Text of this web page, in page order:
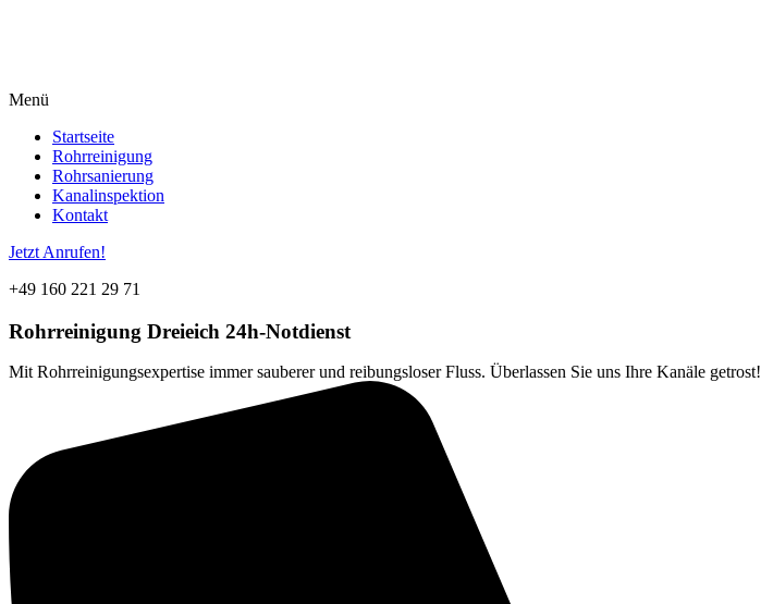
Menü
Startseite
Rohrreinigung
Rohrsanierung
Kanalinspektion
Kontakt
Jetzt Anrufen!
+49 160 221 29 71
Rohrreinigung Dreieich 24h-Notdienst
Mit Rohrreinigungsexpertise immer sauberer und reibungsloser Fluss. Überlassen Sie uns Ihre Kanäle getrost!